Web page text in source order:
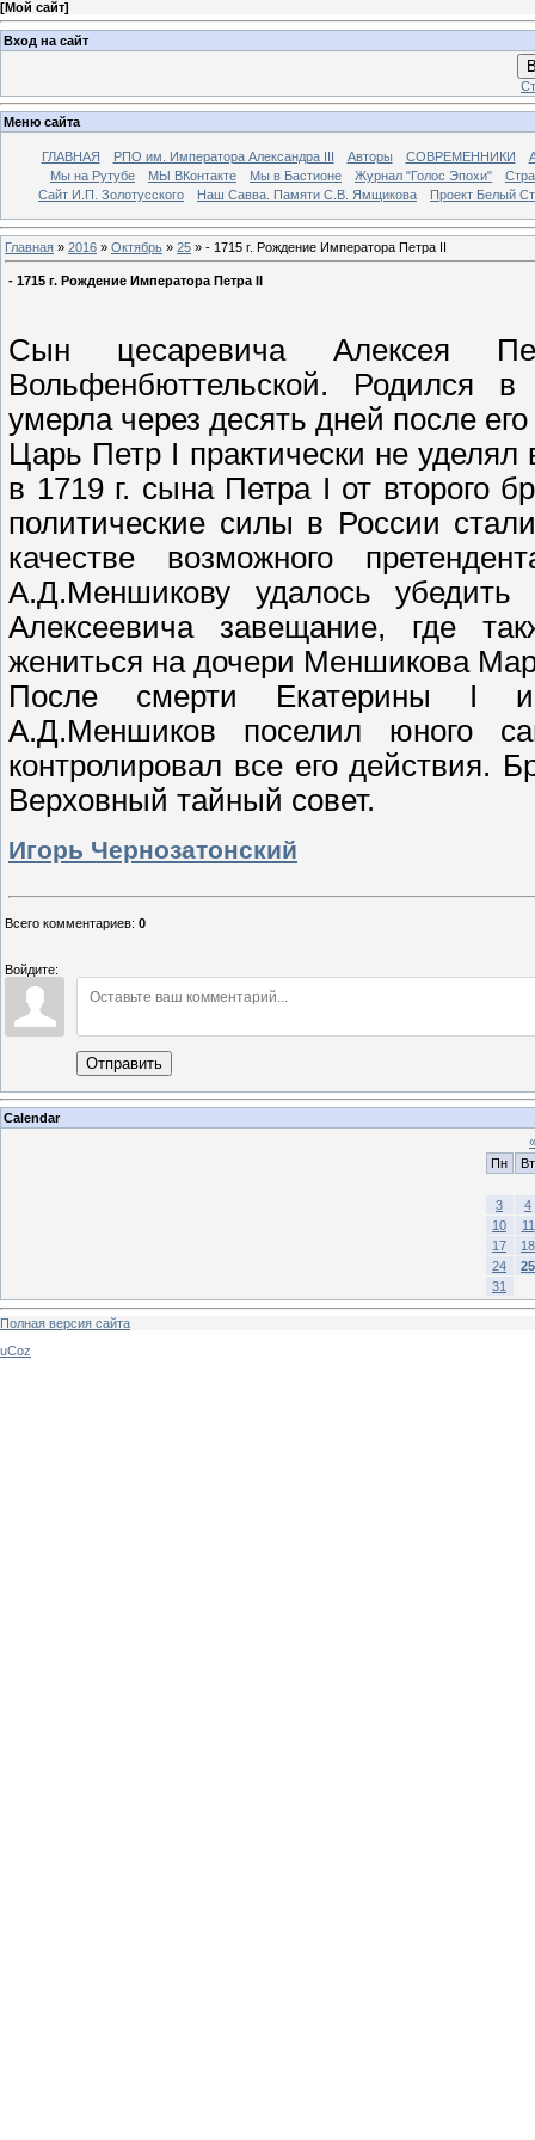
[Мой сайт]
Вход на сайт
Меню сайта
ГЛАВНАЯ РПО им. Императора Александра III Авторы СОВРЕМЕННИКИ
Мы на Рутубе
МЫ ВКонтакте Мы в Бастионе Журнал "Голос Эпохи"
Сайт И.П. Золотусского
Наш Савва. Памяти С.В. Ямщикова Проект Белый
Главная » 2016 » Октябрь » 25 » - 1715 г. Рождение Императора Петра II
- 1715 г. Рождение Императора Петра II
Сын цесаревича Алексея
Вольфенбюттельской. Родился
умерла через десять дней после
Царь Петр I практически не
в 1719 г. сына Петра I от второго
политические силы в России
качестве возможного
А.Д.Меншикову удалось
Алексеевича завещание, где
жениться на дочери Меншикова
После смерти Екатерины I и
А.Д.Меншиков поселил юного
контролировал все его
Верховный тайный совет.
Игорь Чернозатонский
Всего комментариев: 0
Войдите:
Отправить
Calendar
«
Пн
Вт
3
4
10
11
17
18
24
25
31
Полная версия сайта
uCoz